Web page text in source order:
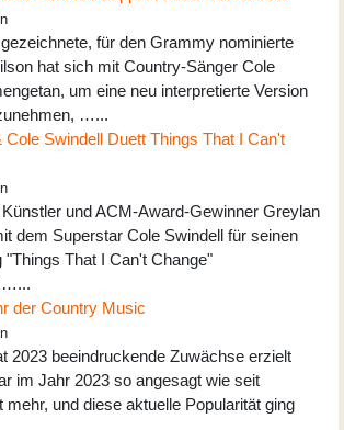
für den Grammy nominierte
hat sich mit Country-Sänger Cole
um eine neu interpretierte Version
…...
Swindell Duett Things That I Can't
und ACM-Award-Gewinner Greylan
dem Superstar Cole Swindell für seinen
"Things That I Can't Change"
…...
der Country Music
2023 beeindruckende Zuwächse erzielt
im Jahr 2023 so angesagt wie seit
mehr, und diese aktuelle Popularität ging